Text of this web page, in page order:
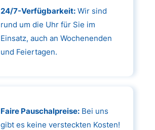
24/7-Verfügbarkeit:Wir sind
rund um die Uhr für Sie im
Einsatz, auch an Wochenenden
und Feiertagen.
Faire Pauschalpreise:Bei uns
gibt es keine versteckten Kosten!